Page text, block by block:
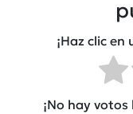
¡Haz clic
¡No hay